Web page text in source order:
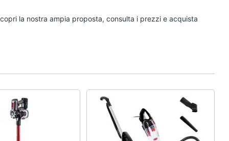
Piano Cottura
Vedi tutti
Piccoli elettrodomestici
la nostra ampia proposta, consulta i prezzi e acquista